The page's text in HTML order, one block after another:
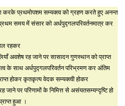
करके प्रथमोपशम सम्यक्त्व को ग्रहण करते हुए अनन्त
समय में संसार को अर्धपुद्गलपरिवर्तनमात्र कर
रहकर
अवशेष रह जाने पर सासादन गुणस्थान को प्राप्त
के साथ अर्धपुद्गलपरिवर्तन परिभ्रमण कर अंतिम
होकर कृतकृत्य वेदक सम्यक्त्वी होकर
पर परिणामों के निमित्त से असंयतसम्यग्दृष्टि हो
हुआ ।